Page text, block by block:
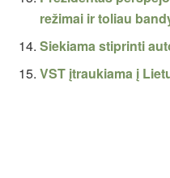
režimai ir toliau
Siekiama stiprinti
VST įtraukiama į